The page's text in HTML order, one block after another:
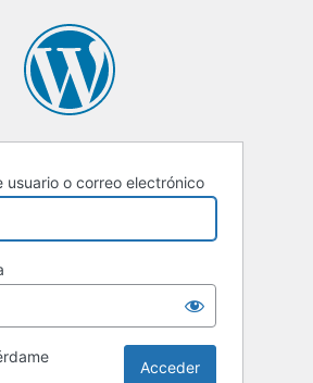
usuario o correo electrónico